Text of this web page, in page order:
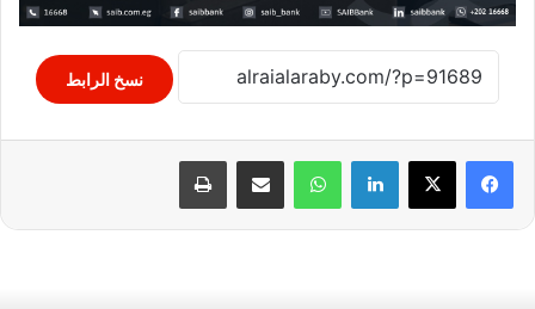
نسخ الرابط
لينكدإن واتساب مشاركة عبر البريد طباعة